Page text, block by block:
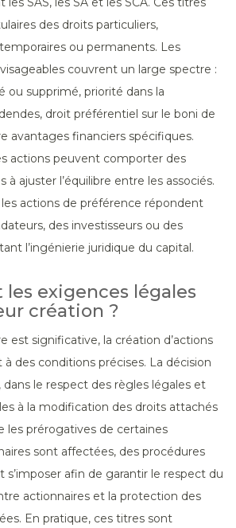
des droits particuliers,
ou permanents. Les
couvrent un large spectre :
ou supprimé, priorité dans la
droit préférentiel sur le boni de
avantages financiers spécifiques.
actions peuvent comporter des
à ajuster l’équilibre entre les associés.
actions de préférence répondent
des investisseurs ou des
l’ingénierie juridique du capital.
les exigences légales
création ?
est significative, la création d’actions
des conditions précises. La décision
dans le respect des règles légales et
à la modification des droits attachés
les prérogatives de certaines
sont affectées, des procédures
s’imposer afin de garantir le respect du
actionnaires et la protection des
En pratique, ces titres sont